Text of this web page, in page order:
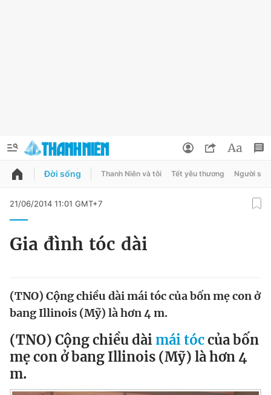
QUẢNG CÁO ĐẶT BÁO
Chuyên mục khác
Chào ngày mới Tin 24h
Tin thị trường Tin 360
Video Magazine
Đổi mật khẩu
Tin đã xem
Đăng xuất
Đời sống Thanh Niên và tôi Tết yêu thương Người
21/06/2014 11:01 GMT+7
Gia đình tóc dài
(TNO) Cộng chiều dài mái tóc của bốn mẹ con ở
bang Illinois (Mỹ) là hơn 4 m.
(TNO) Cộng chiều dài mái tóccủa bốn
mẹ con ở bang Illinois (Mỹ) là hơn 4
m.